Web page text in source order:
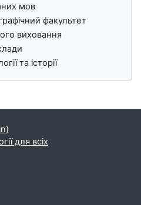
мов
факультет
виховання
та історії
)
для всіх